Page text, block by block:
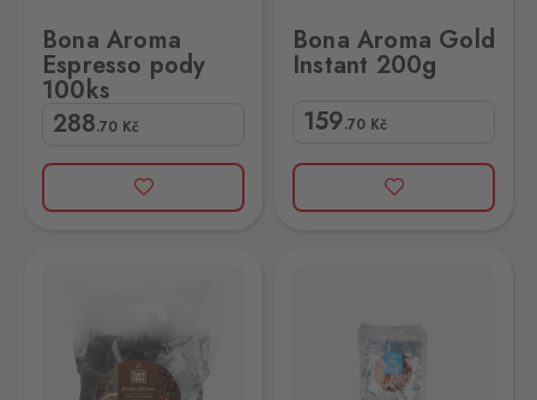
Bona Aroma
Espresso pody
100ks
288.70 Kč
Bona Aroma Gold
Instant 200g
159.70 Kč